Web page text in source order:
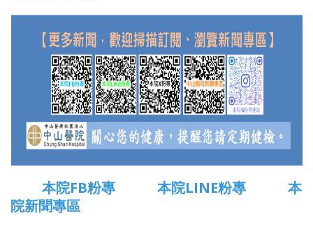
本院FB粉專 本院LINE粉專
本
院新聞專區